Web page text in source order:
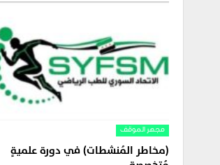
مجهر الموقف
(مخاطر المُنشطات) في دورة علميةٍ